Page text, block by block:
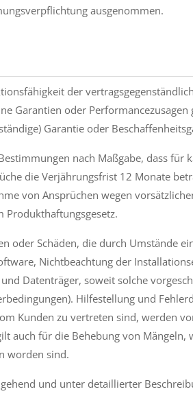
ausgenommen.
der
Garantien oder Performancezusagen
Garantie oder
nach Maßgabe, dass für
die Verjährungsfrist 12 Monate
von Ansprüchen wegen
Produkthaftungsgesetz.
oder Schäden, die durch Umstände
Nichtbeachtung der
Datenträger, soweit solche
Hilfestellung und
Kunden zu vertreten sind, werden
auch für die Behebung von Mängeln,
worden sind.
und unter detaillierter